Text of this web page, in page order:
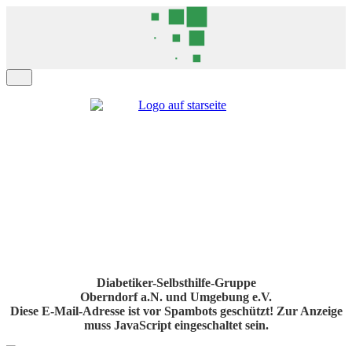
Diabetiker-Selbsthilfe-Gruppe
Oberndorf a.N. und Umgebung e.V.
Diese E-Mail-Adresse ist vor Spambots geschützt! Zur Anzeige
muss JavaScript eingeschaltet sein.